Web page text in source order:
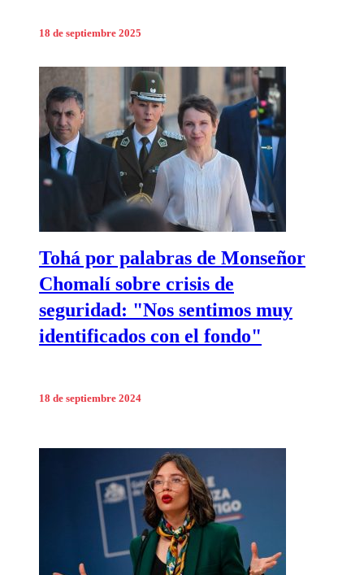
18 de septiembre 2025
Tohá por palabras de Monseñor
Chomalí sobre crisis de
seguridad: "Nos sentimos muy
identificados con el fondo"
18 de septiembre 2024